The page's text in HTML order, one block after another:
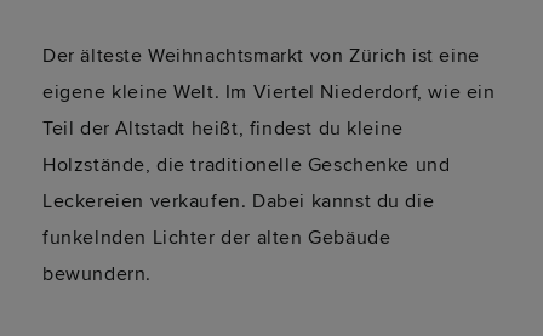
Der älteste Weihnachtsmarkt von Zürich ist eine
eigene kleine Welt. Im Viertel Niederdorf, wie ein
Teil der Altstadt heißt, findest du kleine
Holzstände, die traditionelle Geschenke und
Leckereien verkaufen. Dabei kannst du die
funkelnden Lichter der alten Gebäude
bewundern.